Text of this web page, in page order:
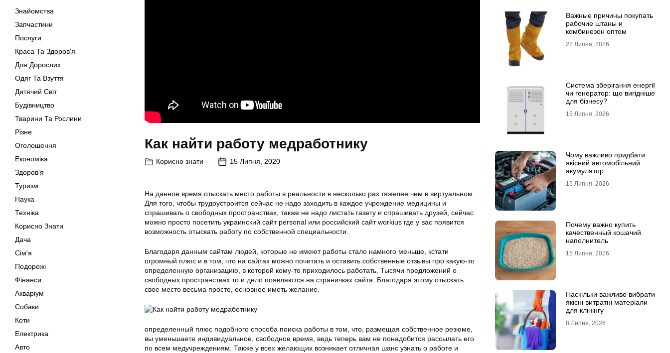
Знайомства
Запчастини
Послуги
Краса Та Здоров'я
Для Дорослих
Одяг Та Взуття
Дитячий Світ
Будівництво
Тварини Та Рослини
Різне
Оголошення
Економіка
Здоров'я
Туризм
Наука
Техніка
Корисно Знати
Дача
Сім'я
Подорожі
Фінанси
Акваріум
Собаки
Коти
Електрика
Авто
Как найти работу медработнику
Корисно знати 15 Липня, 2020
На данное время отыскать место работы в реальности в несколько раз тяжелее чем в виртуальном.
Для того, чтобы трудоустроится сейчас не надо заходить в каждое учреждение медицины и
спрашивать о свободных пространствах, также не надо листать газету и спрашивать друзей, сейчас
можно просто посетить украинский сайт personal или российский сайт workius где у вас появится
возможность отыскать работу по собственной специальности.
Благодаря данным сайтам людей, которые не имеют работы стало намного меньше, кстати
огромный плюс и в том, что на сайтах можно почитать и оставить собственные отзывы про какую-то
определенную организацию, в которой кому-то приходилось работать. Тысячи предложений о
свободных пространствах то и дело появляются на страничках сайта. Благодаря этому отыскать
свое место весьма просто, основное иметь желание.
определенный плюс подобного способа поиска работы в том, что, размещая собственное резюме,
вы уменьшаете индивидуальное, свободное время, ведь теперь вам не понадобится рассылать его
по всем медучреждениям. Также у всех желающих возникает отличная шанс узнать о работе и
Важные причины покупать
рабочие штаны и
комбинезон оптом
22 Липня, 2026
Система зберігання енергії
чи генератор: що вигідніше
для бізнесу?
15 Липня, 2026
Чому важливо придбати
якісний автомобільний
акумулятор
15 Липня, 2026
Почему важно купить
качественный кошачий
наполнитель
15 Липня, 2026
Наскільки важливо вибрати
якісні витратні матеріали
для клінінгу
8 Липня, 2026